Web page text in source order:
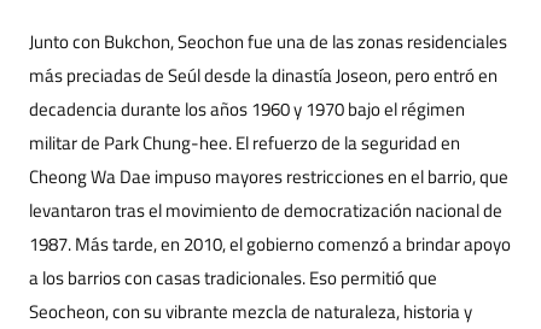
Junto con Bukchon, Seochon fue una de las zonas residenciales
más preciadas de Seúl desde la dinastía Joseon, pero entró en
decadencia durante los años 1960 y 1970 bajo el régimen
militar de Park Chung-hee. El refuerzo de la seguridad en
Cheong Wa Dae impuso mayores restricciones en el barrio, que
levantaron tras el movimiento de democratización nacional de
1987. Más tarde, en 2010, el gobierno comenzó a brindar apoyo
a los barrios con casas tradicionales. Eso permitió que
Seocheon, con su vibrante mezcla de naturaleza, historia y